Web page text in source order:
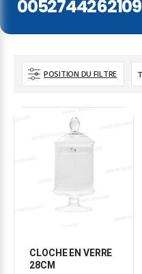
0052744262109
POSITION DU FILTRE
CLOCHE EN VERRE
28CM